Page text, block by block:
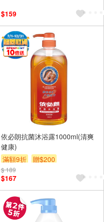
$159
依必朗抗菌沐浴露1000ml(清爽
健康)
滿額9折
贈$200
$ 189
$167